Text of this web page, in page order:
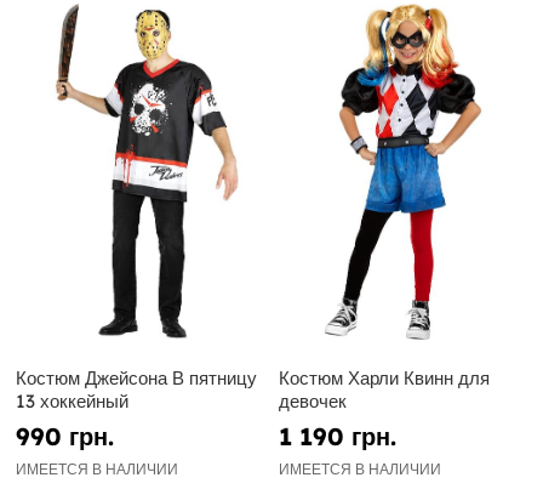
Костюм Джейсона В пятницу
13 хоккейный
990 грн.
ИМЕЕТСЯ В НАЛИЧИИ
Костюм Харли Квинн для
девочек
1 190 грн.
ИМЕЕТСЯ В НАЛИЧИИ